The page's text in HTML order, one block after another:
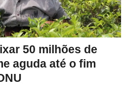
50 milhões de
aguda até o fim